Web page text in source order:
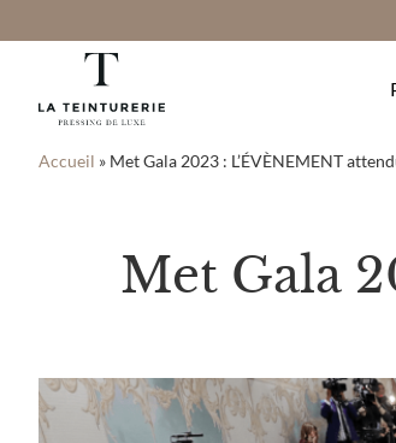
Accueil » Met Gala 2023 : L’ÉVÈNEMENT
Met Gala